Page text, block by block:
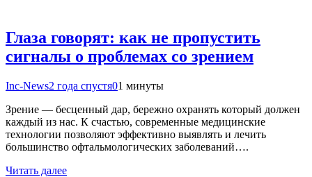
Глаза говорят: как не пропустить
сигналы о проблемах со зрением
Inc-News2 года спустя01 минуты
Зрение — бесценный дар, бережно охранять который должен
каждый из нас. К счастью, современные медицинские
технологии позволяют эффективно выявлять и лечить
большинство офтальмологических заболеваний….
Читать далее